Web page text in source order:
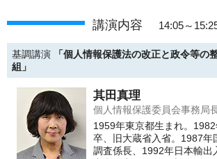
講演内容 14:05～
基調講演
「個人情報保護法の改正と政令等の
組」
其田真理
個人情報保護委員会事務局
1959年東京都生まれ。
卒、旧大蔵省入省。1987年
調査係長、1992年日本輸出